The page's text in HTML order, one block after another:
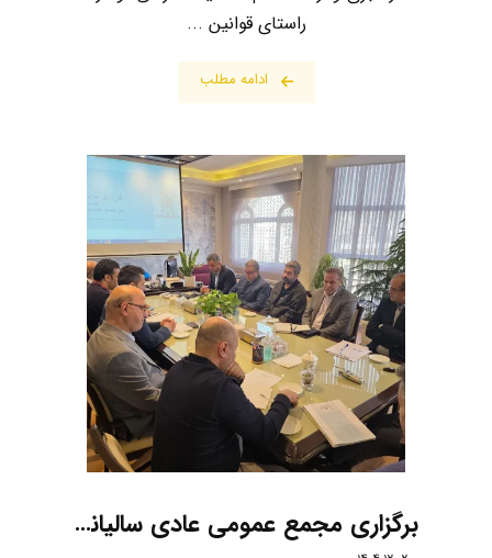
راستای قوانین ...
ادامه مطلب
برگزاری مجمع عمومی عادی سالیانه شرکت مهندسی ستاوند شمس